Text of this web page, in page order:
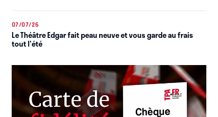
07/07/26
Le Théâtre Edgar fait peau neuve et vous garde au frais
tout l'été